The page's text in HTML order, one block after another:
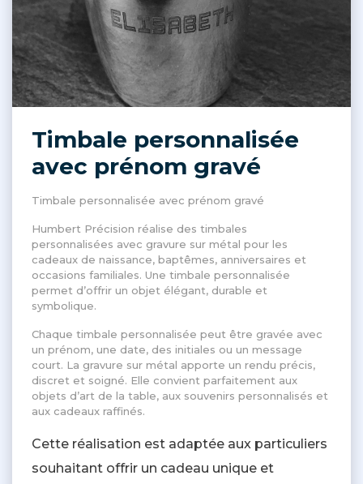
Timbale personnalisée
avec prénom gravé
Timbale personnalisée avec prénom gravé
Humbert Précision réalise des timbales
personnalisées avec gravure sur métal pour les
cadeaux de naissance, baptêmes, anniversaires et
occasions familiales. Une timbale personnalisée
permet d’offrir un objet élégant, durable et
symbolique.
Chaque timbale personnalisée peut être gravée avec
un prénom, une date, des initiales ou un message
court. La gravure sur métal apporte un rendu précis,
discret et soigné. Elle convient parfaitement aux
objets d’art de la table, aux souvenirs personnalisés et
aux cadeaux raffinés.
Cette réalisation est adaptée aux particuliers
souhaitant offrir un cadeau unique et